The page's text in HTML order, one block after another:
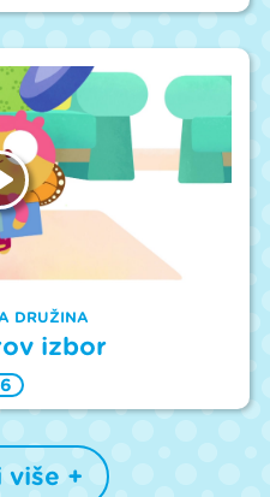
DRUŽINA
izbor
više +